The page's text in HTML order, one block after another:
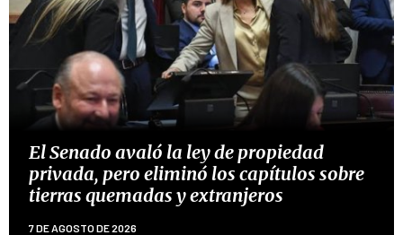
El Senado avaló la ley de propiedad
privada, pero eliminó los capítulos sobre
tierras quemadas y extranjeros
7 DE AGOSTO DE 2026